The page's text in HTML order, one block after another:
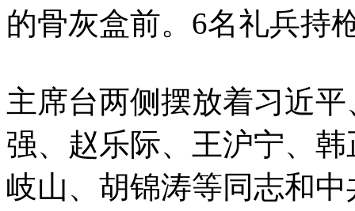
的骨灰盒前。6名礼兵持
主席台两侧摆放着习近
强、赵乐际、王沪宁、
岐山、胡锦涛等同志和